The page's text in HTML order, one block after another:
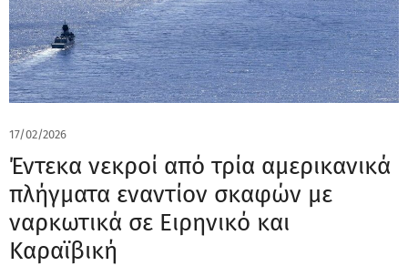
17/02/2026
Έντεκα νεκροί από τρία αμερικανικά
πλήγματα εναντίον σκαφών με
ναρκωτικά σε Ειρηνικό και
Καραϊβική